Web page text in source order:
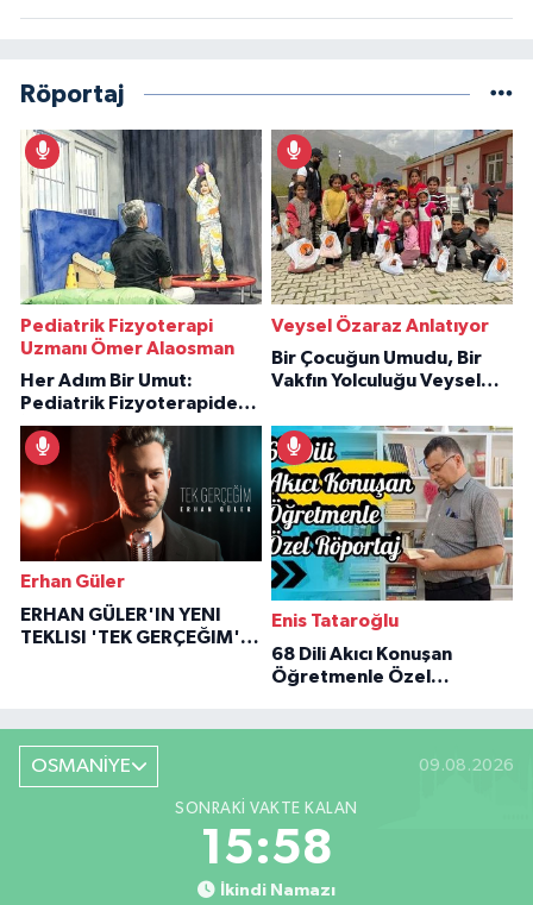
Röportaj
Pediatrik Fizyoterapi
Uzmanı Ömer Alaosman
Her Adım Bir Umut:
Pediatrik Fizyoterapiden
İlham Veren Hikâyeler
Veysel Özaraz Anlatıyor
Bir Çocuğun Umudu, Bir
Vakfın Yolculuğu Veysel
Erhan Güler
ERHAN GÜLER'IN YENI
TEKLISI 'TEK GERÇEĞIM'LE
Enis Tataroğlu
68 Dili Akıcı Konuşan
Öğretmenle Özel
OSMANİYE 09.08.2026
SONRAKI VAKTE KALAN
15:57
İkindi Namazı